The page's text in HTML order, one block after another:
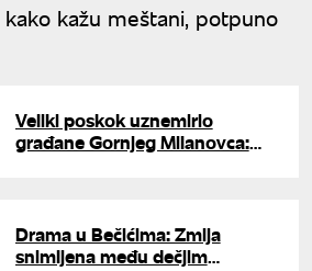
kako kažu meštani, potpuno
Veliki poskok uznemirio
građane Gornjeg Milanovca:
Drama u Bečićima: Zmija
snimljena među dečjim